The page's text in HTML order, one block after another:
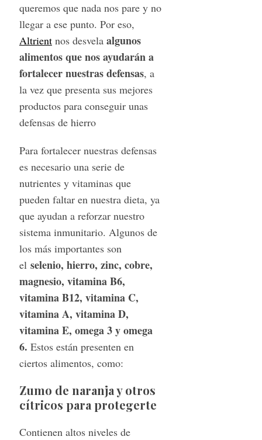
queremos que nada nos pare y no
llegar a ese punto. Por eso,
Altrientnos desvela algunos
alimentos que nos ayudarán a
fortalecer nuestras defensas, a
la vez que presenta sus mejores
productos para conseguir unas
defensas de hierro
Para fortalecer nuestras defensas
es necesario una serie de
nutrientes y vitaminas que
pueden faltar en nuestra dieta, ya
que ayudan a reforzar nuestro
sistema inmunitario. Algunos de
los más importantes son
el selenio, hierro, zinc, cobre,
magnesio, vitamina B6,
vitamina B12, vitamina C,
vitamina A, vitamina D,
vitamina E, omega 3 y omega
6. Estos están presenten en
ciertos alimentos, como:
Zumo de naranja y otros
cítricos para protegerte
Contienen altos niveles de